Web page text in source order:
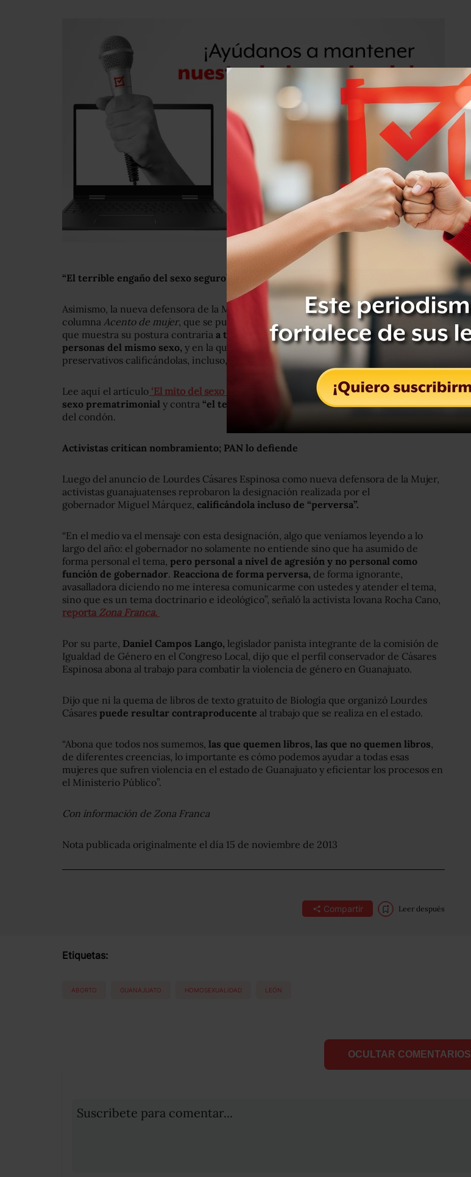
“El terrible engaño del sexo seguro”
Asimismo, la nueva defensora de la Mujer en Guanajuato es autora de la
columna Acento de mujer, que se publica semanalmente en un diario leonés, en la
que muestra su postura contraria a temas como el aborto, a los matrimonios entre
personas del mismo sexo, y en la que rechaza las campañas de uso de
preservativos calificándolas, incluso, de
“el mito del sexo seguro”.
Lee aquí el artículo ‘El mito del sexo seguro’ , en el que Espinosa se expresacontra el
sexo prematrimonial y contra “el terrible engaño del sexo seguro”a partir del uso
del condón.
Activistas critican nombramiento; PAN lo defiende
Luego del anuncio de Lourdes Cásares Espinosa como nueva defensora de la Mujer,
activistas guanajuatenses reprobaron la designación realizada por el
gobernador Miguel Márquez, calificándola incluso de “perversa”.
“En el medio va el mensaje con esta designación, algo que veníamos leyendo a lo
largo del año: el gobernador no solamente no entiende sino que ha asumido de
forma personal el tema, pero personal a nivel de agresión y no personal como
función de gobernador. Reacciona de forma perversa, de forma ignorante,
avasalladora diciendo no me interesa comunicarme con ustedes y atender el tema,
sino que es un tema doctrinario e ideológico”, señaló la activista Iovana Rocha Cano,
reporta Zona Franca.
Por su parte, Daniel Campos Lango, legislador panista integrante de la comisión de
Igualdad de Género en el Congreso Local, dijo que el perfil conservador de Cásares
Espinosa abona al trabajo para combatir la violencia de género en Guanajuato.
Dijo que ni la quema de libros de texto gratuito de Biología que organizó Lourdes
Cásares puede resultar contraproducente al trabajo que se realiza en el estado.
“Abona que todos nos sumemos, las que quemen libros, las que no quemen libros,
de diferentes creencias, lo importante es cómo podemos ayudar a todas esas
mujeres que sufren violencia en el estado de Guanajuato y eficientar los procesos en
el Ministerio Público”.
Con información de Zona Franca
Nota publicada originalmente el día 15 de noviembre de 2013
Compartir Leer después
Etiquetas:
ABORTO GUANAJUATO HOMOSEXUALIDAD LEÓN
OCULTAR COMENTARIOS
Suscribete para comentar...